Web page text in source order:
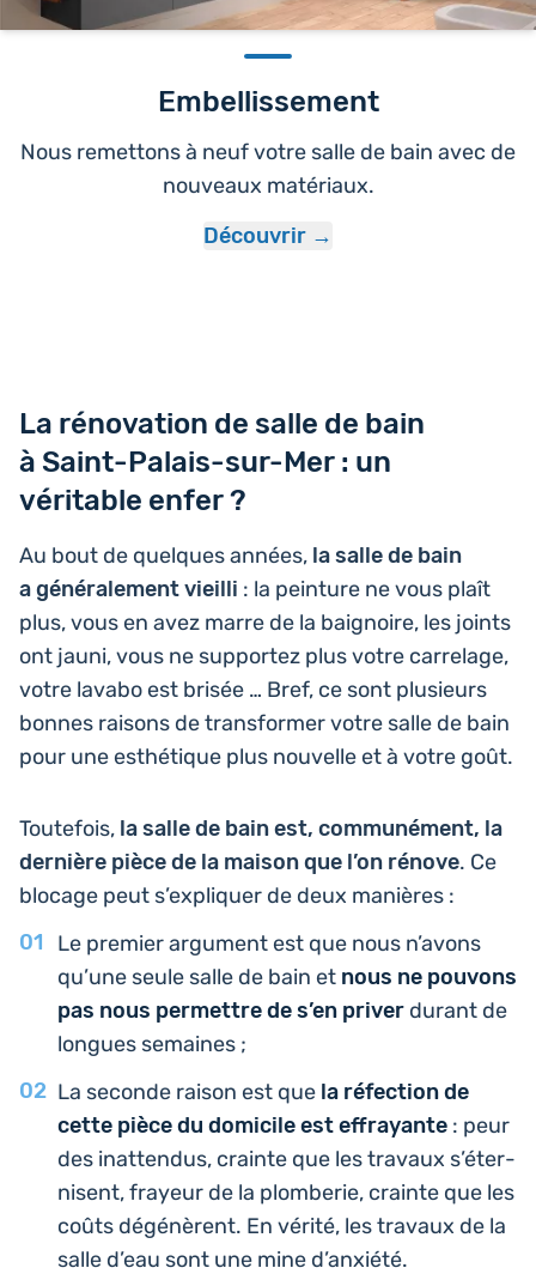
Embellissement
Nous remettons à neuf votre salle de bain avec de
nouveaux matériaux.
Découvrir
La rénovation de salle de bain
à Saint-Palais-sur-Mer : un
véritable enfer ?
Au bout de quelques années, la salle de bain
a géné­ra­le­ment vieilli : la pein­ture ne vous plaît
plus, vous en avez marre de la bai­gnoire, les joints
ont jauni, vous ne sup­por­tez plus votre car­re­lage,
votre lavabo est brisée … Bref, ce sont plu­sieurs
bonnes raisons de trans­for­mer votre salle de bain
pour une esthé­tique plus nou­velle et à votre goût.
Tou­te­fois, la salle de bain est, com­mu­né­ment, la
der­nière pièce de la maison que l’on rénove. Ce
blocage peut s’ex­pli­quer de deux manières :
Le premier argu­ment est que nous n’avons
qu’une seule salle de bain et nous ne pouvons
pas nous per­mettre de s’en priver durant de
longues semaines ;
La seconde raison est que la réfec­tion de
cette pièce du domi­cile est effrayante : peur
des inat­ten­dus, crainte que les travaux s’é­ter­
nisent, frayeur de la plom­be­rie, crainte que les
coûts dégé­nèrent. En vérité, les travaux de la
salle d’eau sont une mine d’anxiété.